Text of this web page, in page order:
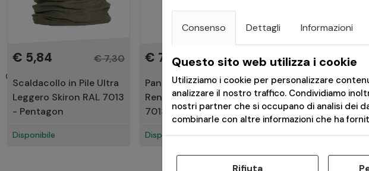
€ 5,84
€ 7,30
Scaldacollo in Pile Ultra
Leggero Skiron RAL 7013
- Pentagon
Disponibile
€ 79,93
€ 99,91
Pantaloni Tattici
Renegade Tropic RAL
7013 - Pentagon
Disponibile
€ 19,90
T-Shirt da Donna
Whisper RAL7013
Consegna in 24h
Consenso Dettagli Informazioni
Questo sito web utilizza i cookie
Utilizziamo i cookie per personalizzare
analizzare il nostro traffico. Condividiamo
nostri partner che si occupano di analisi dei
combinarle con altre informazioni che ha
Rifiuta